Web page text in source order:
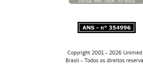
Copyright 2001 - 2026 Unimed
Brasil - Todos os direitos